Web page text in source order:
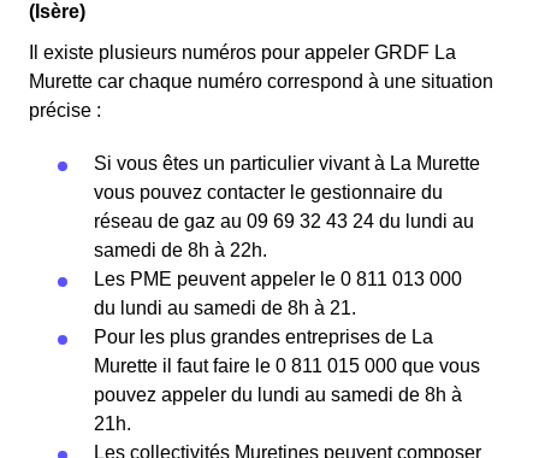
(Isère)
Il existe plusieurs numéros pour appeler GRDF La
Murette car chaque numéro correspond à une situation
précise :
Si vous êtes un particulier vivant à La Murette
vous pouvez contacter le gestionnaire du
réseau de gaz au 09 69 32 43 24 du lundi au
samedi de 8h à 22h.
Les PME peuvent appeler le 0 811 013 000
du lundi au samedi de 8h à 21.
Pour les plus grandes entreprises de La
Murette il faut faire le 0 811 015 000 que vous
pouvez appeler du lundi au samedi de 8h à
21h.
Les collectivités Muretines peuvent composer